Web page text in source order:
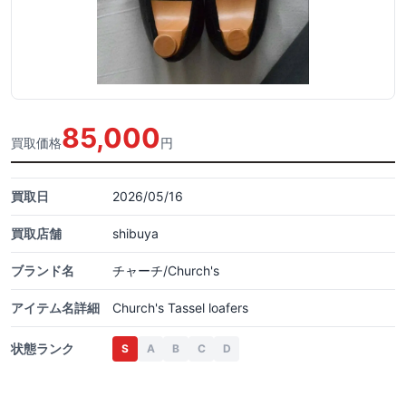
買取価格85,000円
買取日 2026/05/16
買取店舗 shibuya
ブランド名 チャーチ/Church's
アイテム名詳細 Church's Tassel loafers
状態ランク S A B C D